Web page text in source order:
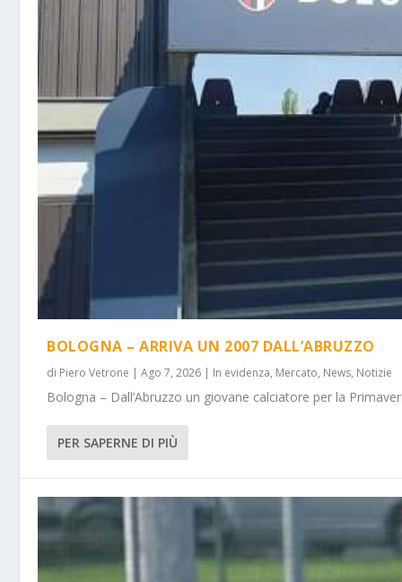
BOLOGNA – ARRIVA UN 2007 DALL’ABRUZZO
di Piero Vetrone |Ago 7, 2026 | In evidenza, Mercato, News, Notizie
Bologna – Dall’Abruzzo un giovane calciatore per la
PER SAPERNE DI PIÙ